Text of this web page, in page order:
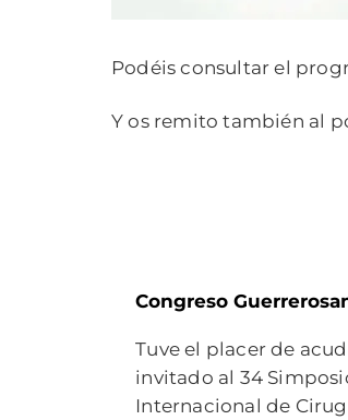
Podéis consultar el
Y os remito también al
Congreso
Tuve el placer de
invitado al 34
Internacional de